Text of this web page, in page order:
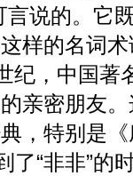
说的。它
这样的名词
纪，中国
亲密朋友
，特别是
了“非非”